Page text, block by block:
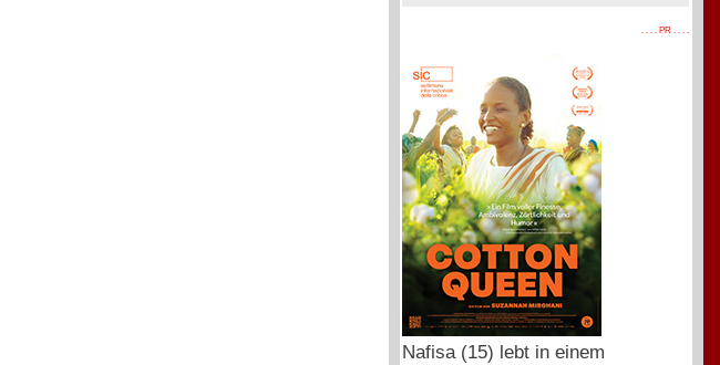
. . . . PR . . . .
Nafisa (15) lebt in einem